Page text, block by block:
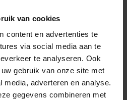
van cookies
content en advertenties te
via social media aan te
te analyseren. Ook
gebruik van onze site met
media, adverteren en analyse.
gegevens combineren met
via Banenrijklimburg